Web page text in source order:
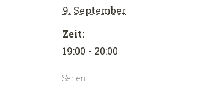
9. September
Zeit:
19:00 - 20:00
Serien: